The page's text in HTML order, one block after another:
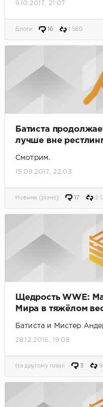
9.10.2017, 21:07
Блоги 16 1 580
Батиста
лучше вне
Смотрим.
15.09.2017, 22:03
Новини (різне) 17 2
Щедрость WWE:
Мира в тяжёлом
Батиста и Мистер
28.12.2016, 19:08
На другому плані 3